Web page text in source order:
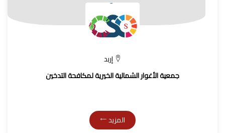
إربد
جمعية الأغوار الشمالية الخيرية لمكافحة التدخين
المزيد